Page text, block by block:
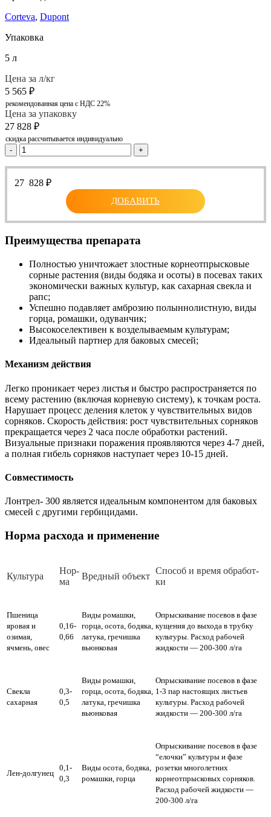
Corteva, Dupont
Упаковка
5 л
Цена за л/кг
5 565 ₽
рекомендованная цена с НДС 22%
Цена за упаковку
27 828 ₽
скидка рассчитывается индивидуально
- +
27 828 ₽
ДОБАВИТЬ
Преимущества препарата
Полностью уничтожает злостные корнеотпрысковые
сорные растения (виды бодяка и осоты) в посевах таких
экономически важных культур, как сахарная свекла и
рапс;
Успешно подавляет амброзию полыннолистную, виды
горца, ромашки, одуванчик;
Высокоселективен к возделываемым культурам;
Идеальный партнер для баковых смесей;
Механизм действия
Легко проникает через листья и быстро распространяется по
всему растению (включая корневую систему), к точкам роста.
Нарушает процесс деления клеток у чувствительных видов
сорняков. Скорость действия: рост чувствительных сорняков
прекращается через 2 часа после обработки растений.
Визуальные признаки поражения проявляются через 4-7 дней,
а полная гибель сорняков наступает через 10-15 дней.
Совместимость
Лонтрел- 300 является идеальным компонентом для баковых
смесей с другими гербицидами.
Норма расхода и применение
Куль­ту­ра
Нор­
ма
Вред­ный объ­ект
Спо­соб и вре­мя об­ра­бот­
ки
Пшеница
яровая и
озимая,
ячмень, овес
0,16-
0,66
Виды ромашки,
горца, осота, бодяка,
латука, гречишка
вьюнковая
Опрыскивание посевов в фазе
кущения до выхода в трубку
культуры. Расход рабочей
жидкости — 200-300 л/га
Свекла
сахарная
0,3-
0,5
Виды ромашки,
горца, осота, бодяка,
латука, гречишка
вьюнковая
Опрыскивание посевов в фазе
1-3 пар настоящих листьев
культуры. Расход рабочей
жидкости — 200-300 л/га
Лен-долгунец
0,1-
0,3
Виды осота, бодяка,
ромашки, горца
Опрыскивание посевов в фазе
“елочки” культуры и фазе
розетки многолетних
корнеотпрысковых сорняков.
Расход рабочей жидкости —
200-300 л/га